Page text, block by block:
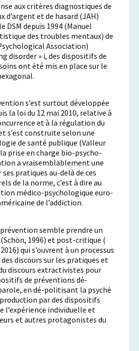
aux critères diagnostiques de
d’argent et de hasard (JAH)
DSM depuis 1994 (Manuel
des troubles mentaux) de
Association)
disorder » i, des dispositifs de
ont été mis en place sur le
s’est surtout développée
la loi du 12 mai 2010, relative à
et à la régulation du
s’est construite selon une
de santé publique (Valleur
prise en charge bio-psycho-
a vraisemblablement une
pratiques au-delà de ces
de la norme, c’est à dire au
médico-psychologique euro-
de l’addiction.
semble prendre un
1996) et post-critique (
qui s’ouvrent à un processus
discours sur les pratiques et
discours extractivistes pour
de préventions dé-
en dé-politisant la psyché
par des dispositifs
l’expérience individuelle et
et autres protagonistes du